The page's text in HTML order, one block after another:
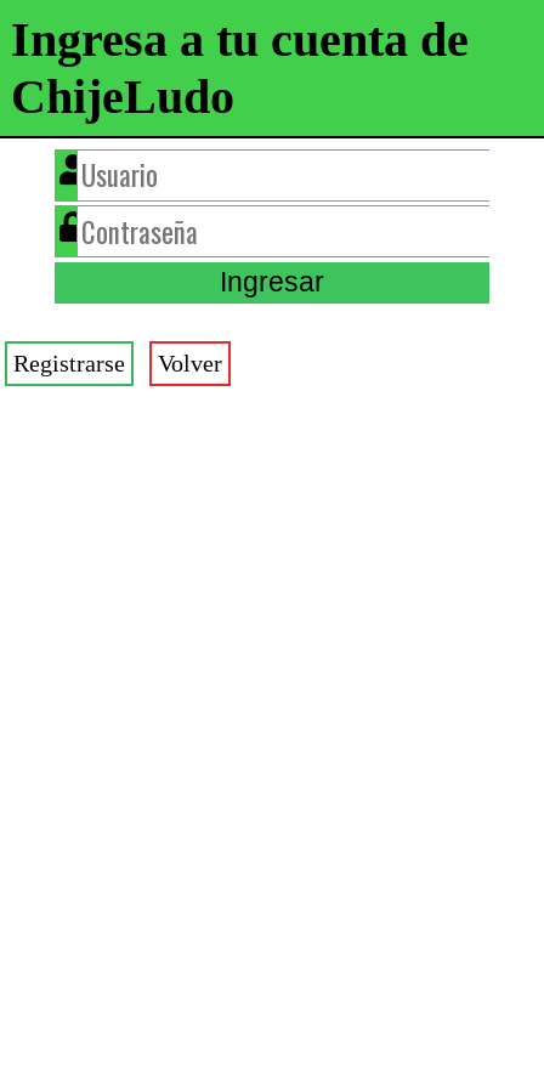
Ingresa a tu cuenta de
ChijeLudo
Registrarse Volver